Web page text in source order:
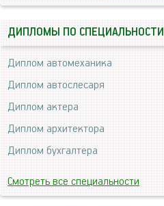
ДИПЛОМЫ ПО СПЕЦИАЛЬНОСТИ
Диплом автомеханика
Диплом автослесаря
Диплом актера
Диплом архитектора
Диплом бухгалтера
Смотреть все специальности